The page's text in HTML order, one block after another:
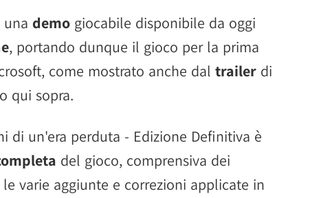
una demo giocabile disponibile da oggi
, portando dunque il gioco per la prima
come mostrato anche dal trailer di
qui sopra.
di un'era perduta - Edizione Definitiva è
del gioco, comprensiva dei
varie aggiunte e correzioni applicate in